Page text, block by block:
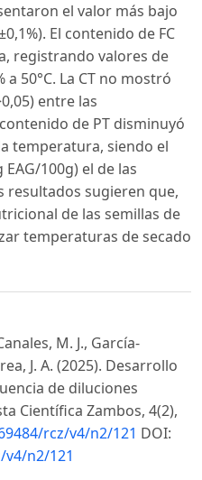
el valor más bajo
El contenido de FC
registrando valores de
a 50°C. La CT no mostró
entre las
de PT disminuyó
temperatura, siendo el
100g) el de las
resultados sugieren que,
de las semillas de
temperaturas de secado
M. J., García-
J. A. (2025). Desarrollo
de diluciones
Científica Zambos, 4(2),
rcz/v4/n2/121 DOI:
n2/121